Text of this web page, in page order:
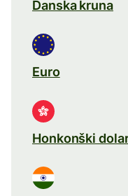
Danska kruna
Euro
Honkonški